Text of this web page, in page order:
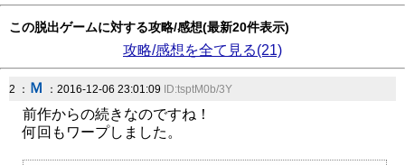
この脱出ゲームに対する攻略/感想(最新20件表示)
攻略/感想を全て見る(21)
2 ： Ｍ ：2016-12-06 23:01:09 ID:tsptM0b/3Y
前作からの続きなのですね！
何回もワープしました。